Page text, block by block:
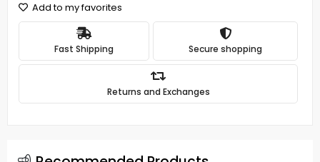
Add to my favorites
Fast Shipping Secure shopping
Returns and Exchanges